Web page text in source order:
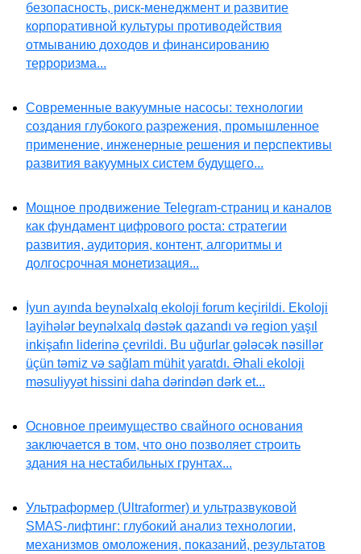
безопасность, риск-менеджмент и развитие
корпоративной культуры противодействия
отмыванию доходов и финансированию
терроризма...
Современные вакуумные насосы: технологии
создания глубокого разрежения, промышленное
применение, инженерные решения и перспективы
развития вакуумных систем будущего...
Мощное продвижение Telegram-страниц и каналов
как фундамент цифрового роста: стратегии
развития, аудитория, контент, алгоритмы и
долгосрочная монетизация...
İyun ayında beynəlxalq ekoloji forum keçirildi. Ekoloji
layihələr beynəlxalq dəstək qazandı və region yaşıl
inkişafın liderinə çevrildi. Bu uğurlar gələcək nəsillər
üçün təmiz və sağlam mühit yaratdı. Əhali ekoloji
məsuliyyət hissini daha dərindən dərk et...
Основное преимущество свайного основания
заключается в том, что оно позволяет строить
здания на нестабильных грунтах...
Ультраформер (Ultraformer) и ультразвуковой
SMAS-лифтинг: глубокий анализ технологии,
механизмов омоложения, показаний, результатов